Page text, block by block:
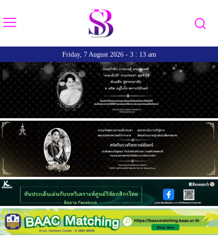
Friday, 7 August 2026 - 3 : 13 am